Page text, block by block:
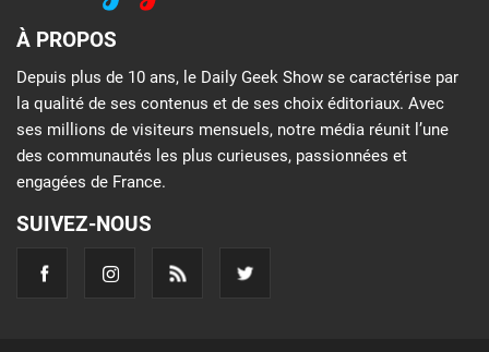
À PROPOS
Depuis plus de 10 ans, le Daily Geek Show se caractérise par
la qualité de ses contenus et de ses choix éditoriaux. Avec
ses millions de visiteurs mensuels, notre média réunit l’une
des communautés les plus curieuses, passionnées et
engagées de France.
SUIVEZ-NOUS